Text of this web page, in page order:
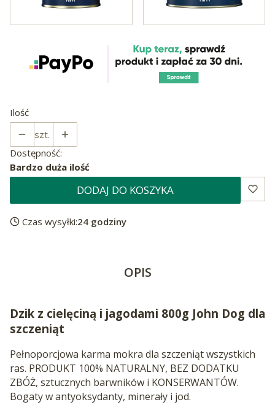
Ilość
szt.
Dostępność:
Bardzo duża ilość
DODAJ DO KOSZYKA
Czas wysyłki:24 godziny
OPIS
Dzik z cielęciną i jagodami 800g John Dog dla
szczeniąt
Pełnoporcjowa karma mokra dla szczeniąt wszystkich
ras. PRODUKT 100% NATURALNY, BEZ DODATKU
ZBÓŻ, sztucznych barwników i KONSERWANTÓW.
Bogaty w antyoksydanty, minerały i jod.